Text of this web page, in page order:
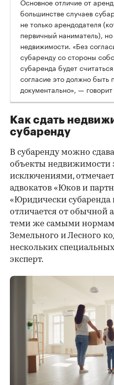
большинстве случаев
не только арендодателя
первичный наниматель),
недвижимости. «Без
субаренду со стороны
субаренда будет
согласие это должно быть
документально», —
Как сдать
субаренду
В субаренду можно
объекты недвижимости
исключениями,
адвокатов «Юков и
«Юридически субаренда
отличается от обычной
теми же самыми
Земельного и Лесного
нескольких
эксперт.